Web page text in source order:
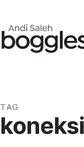
TAG
koneksi